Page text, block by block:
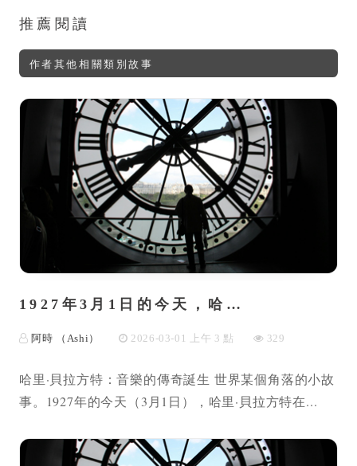
推薦閱讀
作者其他相關類別故事
1927年3月1日的今天，哈…
阿時 （Ashi） 2026-03-01 上午 3 點 329
哈里·貝拉方特：音樂的傳奇誕生 世界某個角落的小故
事。1927年的今天（3月1日），哈里·貝拉方特在...